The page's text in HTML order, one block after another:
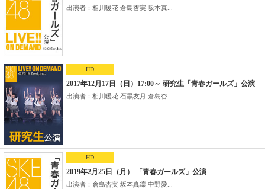
出演者：相川暖花 倉島杏実 坂本真...
HD
2017年12月17日（日）17:00～ 研究生「青春ガールズ」公演
出演者：相川暖花 石黒友月 倉島杏...
HD
2019年2月25日（月） 「青春ガールズ」公演
出演者：倉島杏実 坂本真凛 中野愛...